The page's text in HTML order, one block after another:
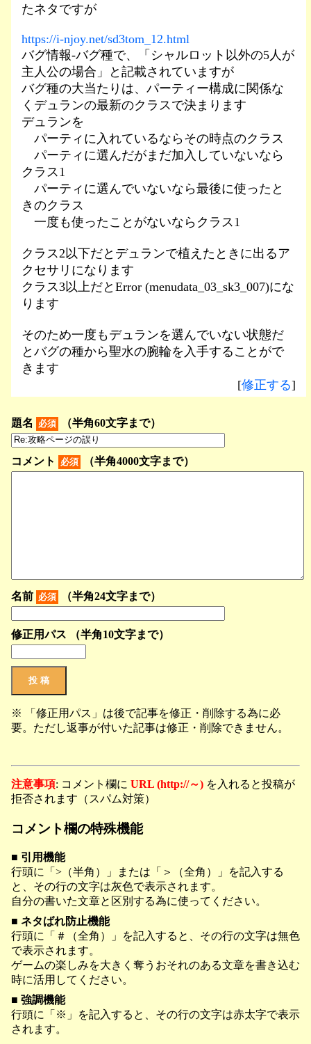
たネタですが
https://i-njoy.net/sd3tom_12.html
バグ情報-バグ種で、「シャルロット以外の5人が
主人公の場合」と記載されていますが
バグ種の大当たりは、パーティー構成に関係な
くデュランの最新のクラスで決まります
デュランを
パーティに入れているならその時点のクラス
パーティに選んだがまだ加入していないなら
クラス1
パーティに選んでいないなら最後に使ったと
きのクラス
一度も使ったことがないならクラス1
クラス2以下だとデュランで植えたときに出るア
クセサリになります
クラス3以上だとError (menudata_03_sk3_007)にな
ります
そのため一度もデュランを選んでいない状態だ
とバグの種から聖水の腕輪を入手することがで
きます
[修正する]
題名 必須 （半角60文字まで）
コメント 必須 （半角4000文字まで）
名前 必須 （半角24文字まで）
修正用パス （半角10文字まで）
※ 「修正用パス」は後で記事を修正・削除する為に必
要。ただし返事が付いた記事は修正・削除できません。
注意事項: コメント欄に URL (http://～) を入れると投稿が
拒否されます（スパム対策）
コメント欄の特殊機能
■ 引用機能
行頭に「>（半角）」または「＞（全角）」を記入する
と、その行の文字は灰色で表示されます。
自分の書いた文章と区別する為に使ってください。
■ ネタばれ防止機能
行頭に「＃（全角）」を記入すると、その行の文字は無色
で表示されます。
ゲームの楽しみを大きく奪うおそれのある文章を書き込む
時に活用してください。
■ 強調機能
行頭に「※」を記入すると、その行の文字は赤太字で表示
されます。